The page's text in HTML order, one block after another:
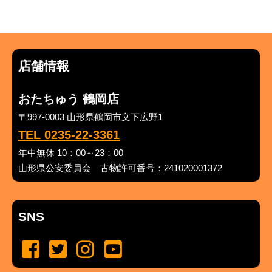
店舗情報
おたちゅう 鶴岡店
〒997-0003 山形県鶴岡市文下広野1
TEL 0235-22-3361
年中無休 10：00～23：00
山形県公安委員会 古物許可番号：241020001372
SNS